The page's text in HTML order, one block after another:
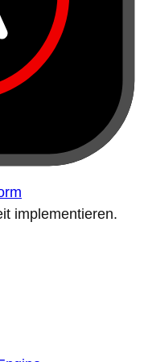
implementieren.